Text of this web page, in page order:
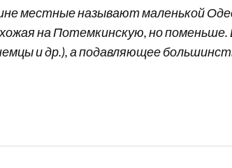
местные называют маленькой
на Потемкинскую, но
и др.), а подавляющее